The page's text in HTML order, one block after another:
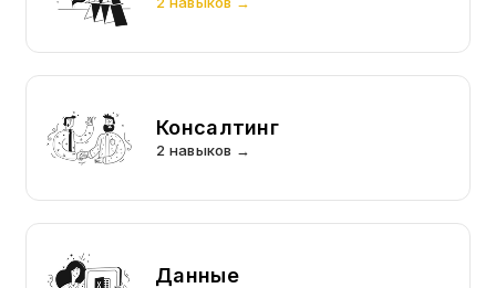
Консалтинг
2 навыков →
Данные